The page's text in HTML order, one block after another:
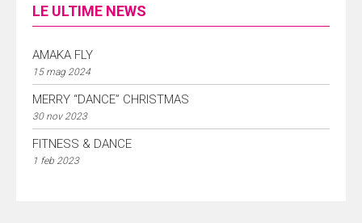
LE ULTIME NEWS
AMAKA FLY
15 mag 2024
MERRY “DANCE” CHRISTMAS
30 nov 2023
FITNESS & DANCE
1 feb 2023